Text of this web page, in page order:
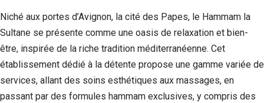
Niché aux portes d’Avignon, la cité des Papes, le Hammam la
Sultane se présente comme une oasis de relaxation et bien-
être, inspirée de la riche tradition méditerranéenne. Cet
établissement dédié à la détente propose une gamme variée de
services, allant des soins esthétiques aux massages, en
passant par des formules hammam exclusives, y compris des